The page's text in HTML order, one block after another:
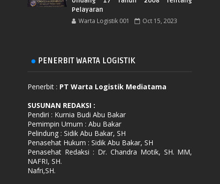
Pelayaran
Warta Logistik 001 Oct 15, 2023
PENERBIT WARTA LOGISTIK
Penerbit : PT Warta Logistik Mediatama
SUSUNAN REDAKSI :
Pendiri : Kurnia Budi Abu Bakar
Pemimpin Umum : Abu Bakar
Pelindung : Sidik Abu Bakar, SH
Penasehat Hukum : Sidik Abu Bakar, SH
Penasehat Redaksi : Dr. Chandra Motik, SH. MM,
NAFRI, SH.
Nafri,SH.